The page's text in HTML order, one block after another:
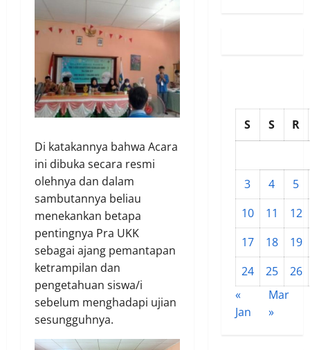
Di katakannya bahwa Acara
ini dibuka secara resmi
olehnya dan dalam
sambutannya beliau
menekankan betapa
pentingnya Pra UKK
sebagai ajang pemantapan
ketrampilan dan
pengetahuan siswa/i
sebelum menghadapi ujian
sesungguhnya.
S S R
3 4
5
10
11
12
17
18
19
24
25
26
«
Jan
Mar
»